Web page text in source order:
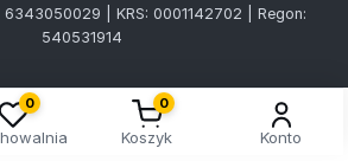
| KRS: 0001142702 | Regon:
540531914
0 0
Koszyk Konto